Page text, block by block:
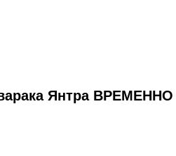
Янтра ВРЕМЕННО